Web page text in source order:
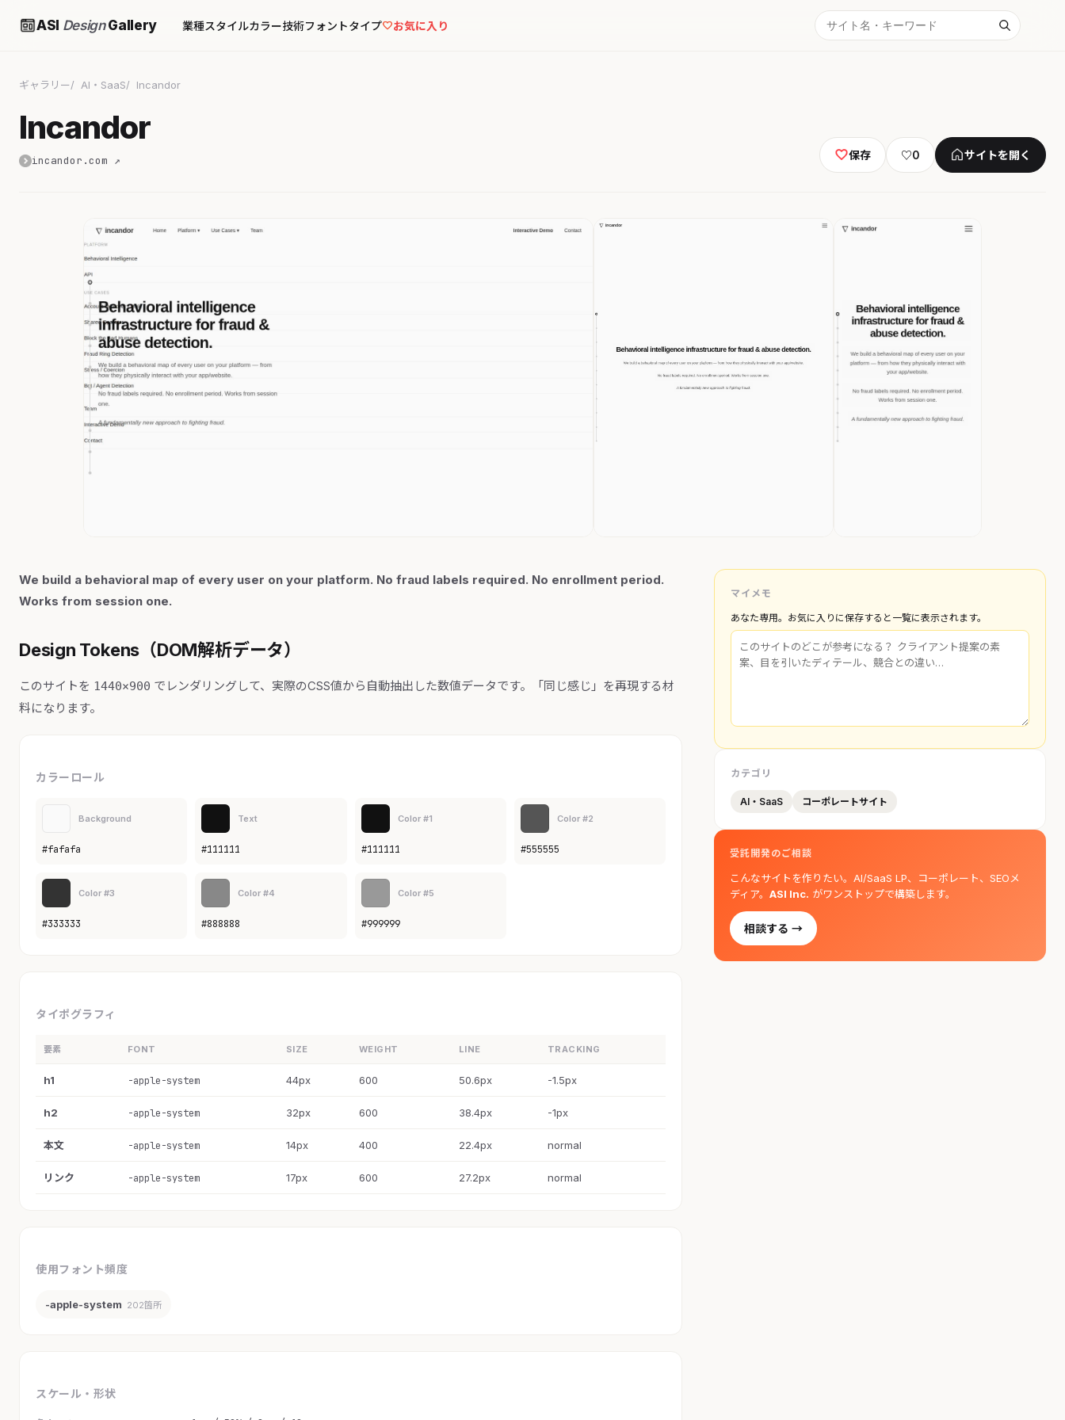
ASI DesignGallery 業種スタイルカラー技術フォントタイプ お気に入り
ギャラリー AI・SaaS Incandor
Incandor
incandor.com ↗ 保存 ♡0 サイトを開く
We build a behavioral map of every user on your platform. No fraud labels required. No enrollment period.
Works from session one.
Design Tokens（DOM解析データ）
このサイトを 1440×900 でレンダリングして、実際のCSS値から自動抽出した数値データです。「同じ感じ」を再現する材
料になります。
カラーロール
Background
#fafafa
Text
#111111
Color #1
#111111
Color #2
#555555
Color #3
#333333
Color #4
#888888
Color #5
#999999
タイポグラフィ
要素 FONT SIZE WEIGHT LINE TRACKING
h1 -apple-system 44px 600 50.6px -1.5px
h2 -apple-system 32px 600 38.4px -1px
本文 -apple-system 14px 400 22.4px normal
リンク -apple-system 17px 600 27.2px normal
使用フォント頻度
-apple-system 202箇所
スケール・形状
マイメモ
あなた専用。お気に入りに保存すると一覧に表示されます。
カテゴリ
AI・SaaS コーポレートサイト
受託開発のご相談
こんなサイトを作りたい。AI/SaaS LP、コーポレート、SEOメ
ディア。ASI Inc. がワンストップで構築します。
相談する →